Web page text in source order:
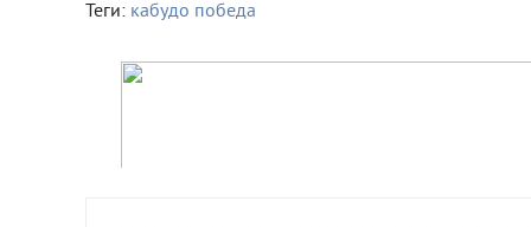
Теги: кабудо победа